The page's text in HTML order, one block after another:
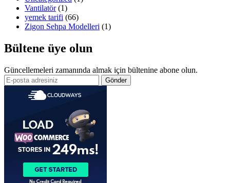
Vantilatör(1)
yemek tarifi (66)
Zigon Sehpa Modelleri (1)
Bültene üye olun
Güncellemeleri zamanında almak için bültenine abone olun.